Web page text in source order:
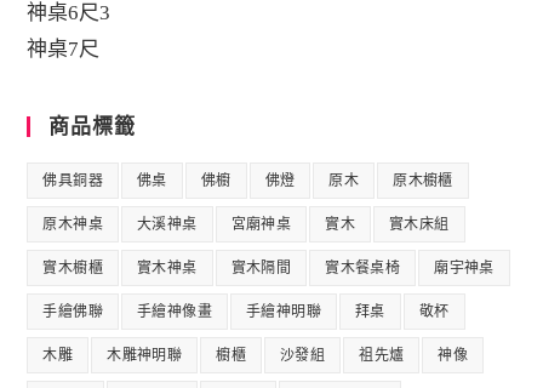
神桌6尺3
神桌7尺
商品標籤
佛具銅器 佛桌 佛櫥 佛燈 原木 原木櫥櫃
原木神桌 大溪神桌 宮廟神桌 實木 實木床組
實木櫥櫃 實木神桌 實木隔間 實木餐桌椅 廟宇神桌
手繪佛聯 手繪神像畫 手繪神明聯 拜桌 敬杯
木雕 木雕神明聯 櫥櫃 沙發組 祖先爐 神像